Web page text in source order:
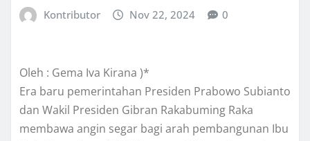
Kontributor Nov 22, 2024 0
Oleh : Gema Iva Kirana )*
Era baru pemerintahan Presiden Prabowo Subianto
dan Wakil Presiden Gibran Rakabuming Raka
membawa angin segar bagi arah pembangunan Ibu